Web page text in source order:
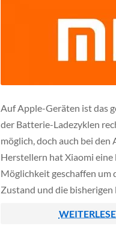
Auf Apple-Geräten ist das
der Batterie-Ladezyklen
möglich, doch auch bei den
Herstellern hat Xiaomi eine
Möglichkeit geschaffen um
Zustand und die bisherigen
funktioniert dabei über